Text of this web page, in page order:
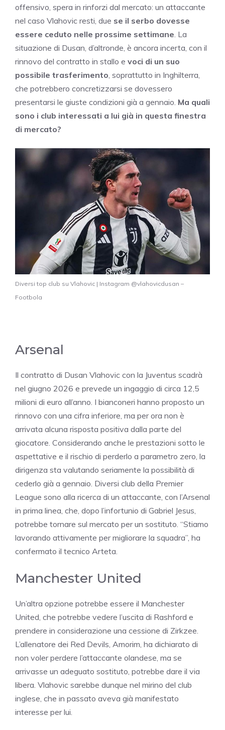
offensivo, spera in rinforzi dal mercato: un attaccante
nel caso Vlahovic resti, due se il serbo dovesse
essere ceduto nelle prossime settimane . La
situazione di Dusan, d’altronde, è ancora incerta, con il
rinnovo del contratto in stallo e voci di un suo
possibile trasferimento , soprattutto in Inghilterra,
che potrebbero concretizzarsi se dovessero
presentarsi le giuste condizioni già a gennaio. Ma quali
sono i club interessati a lui già in questa finestra
di mercato?
Diversi top club su Vlahovic | Instagram @vlahovicdusan –
Footbola
Arsenal
Il contratto di Dusan Vlahovic con la Juventus scadrà
nel giugno 2026 e prevede un ingaggio di circa 12,5
milioni di euro all’anno. I bianconeri hanno proposto un
rinnovo con una cifra inferiore, ma per ora non è
arrivata alcuna risposta positiva dalla parte del
giocatore. Considerando anche le prestazioni sotto le
aspettative e il rischio di perderlo a parametro zero, la
dirigenza sta valutando seriamente la possibilità di
cederlo già a gennaio. Diversi club della Premier
League sono alla ricerca di un attaccante, con l’Arsenal
in prima linea, che, dopo l’infortunio di Gabriel Jesus,
potrebbe tornare sul mercato per un sostituto. “Stiamo
lavorando attivamente per migliorare la squadra”, ha
confermato il tecnico Arteta.
Manchester United
Un’altra opzione potrebbe essere il Manchester
United, che potrebbe vedere l’uscita di Rashford e
prendere in considerazione una cessione di Zirkzee.
L’allenatore dei Red Devils, Amorim, ha dichiarato di
non voler perdere l’attaccante olandese, ma se
arrivasse un adeguato sostituto, potrebbe dare il via
libera. Vlahovic sarebbe dunque nel mirino del club
inglese, che in passato aveva già manifestato
interesse per lui.